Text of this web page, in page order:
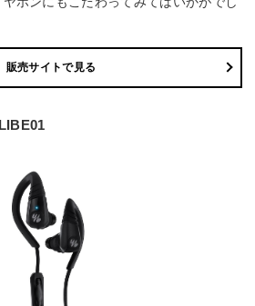
販売サイトで見る